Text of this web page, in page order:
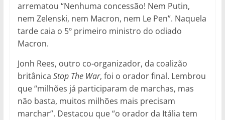
arrematou “Nenhuma concessão! Nem Putin,
nem Zelenski, nem Macron, nem Le Pen”. Naquela
tarde caia o 5º primeiro ministro do odiado
Macron.
Jonh Rees, outro co-organizador, da coalizão
britânica Stop The War, foi o orador final. Lembrou
que “milhões já participaram de marchas, mas
não basta, muitos milhões mais precisam
marchar”. Destacou que “o orador da Itália tem